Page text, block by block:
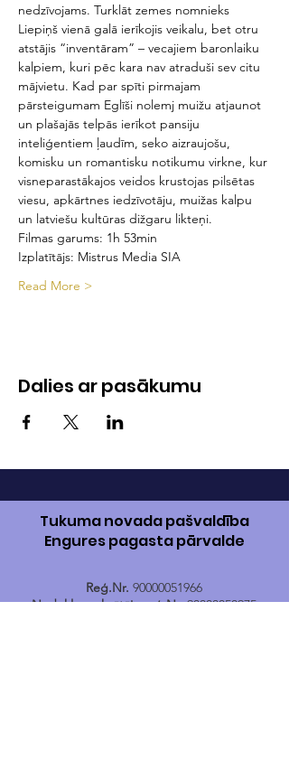
nedzīvojams. Turklāt zemes nomnieks
Liepiņš vienā galā ierīkojis veikalu, bet otru
atstājis “inventāram” – vecajiem baronlaiku
kalpiem, kuri pēc kara nav atraduši sev citu
mājvietu. Kad par spīti pirmajam
pārsteigumam Eglīši nolemj muižu atjaunot
un plašajās telpās ierīkot pansiju
inteliģentiem ļaudīm, seko aizraujošu,
komisku un romantisku notikumu virkne, kur
visneparastākajos veidos krustojas pilsētas
viesu, apkārtnes iedzīvotāju, muižas kalpu
un latviešu kultūras dižgaru likteņi.
Filmas garums: 1h 53min
Izplatītājs: Mistrus Media SIA
Read More >
Dalies ar pasākumu
Tukuma novada pašvaldība
Engures pagasta pārvalde
Reģ.Nr. 90000051966
Nodokļu maksātāja reģ.Nr.90000050975